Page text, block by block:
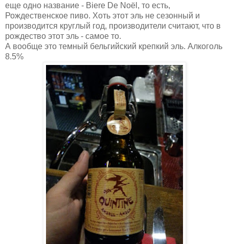
еще одно название - Biere De Noël, то есть,
Рождественское пиво. Хоть этот эль не сезонный и
производится круглый год, производители считают, что в
рождество этот эль - самое то.
А вообще это темный бельгийский крепкий эль. Алкоголь
8.5%